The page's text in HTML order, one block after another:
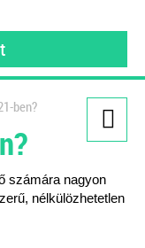
amely tökéletesen
ben?
számára nagyon
nélkülözhetetlen